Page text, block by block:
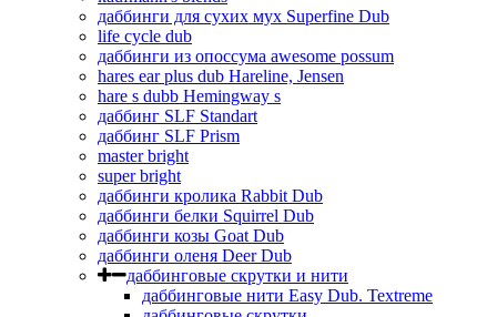
даббинги для сухих мух Superfine Dub
life cycle dub
даббинги из опоссума awesome possum
hares ear plus dub Hareline, Jensen
hare s dubb Hemingway s
даббинг SLF Standart
даббинг SLF Prism
master bright
super bright
даббинги кролика Rabbit Dub
даббинги белки Squirrel Dub
даббинги козы Goat Dub
даббинги оленя Deer Dub
даббинговые скрутки и нити
даббинговые нити Easy Dub. Textreme